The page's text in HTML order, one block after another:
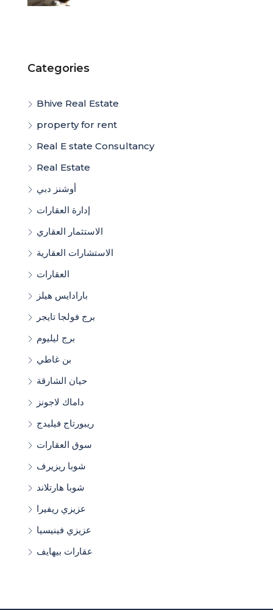
Categories
Bhive Real Estate
property for rent
Real E state Consultancy
Real Estate
أوشنز دبي
إدارة العقارات
الاستثمار العقاري
الاستشارات العقارية
العقارات
بارادايس هيلز
برج فولجا تايجر
برج ليليوم
بن غاطي
حيان الشارقة
داماك لاجونز
ريبورتاج فيليدج
سوق العقارات
شوبا ريزيرف
شوبا هارتلاند
عزيزي ريفيرا
عزيزي فينيسيا
عقارات بيهايف